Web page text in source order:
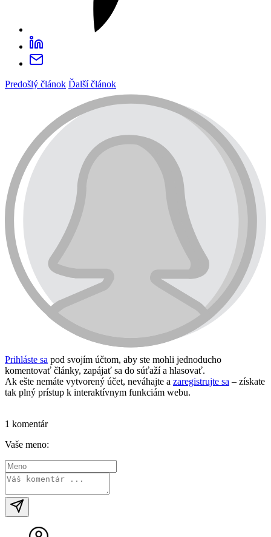
Predošlý článok Ďalší článok
Prihláste sa pod svojím účtom, aby ste mohli jednoducho
komentovať články, zapájať sa do súťaží a hlasovať.
Ak ešte nemáte vytvorený účet, neváhajte a zaregistrujte sa – získate
tak plný prístup k interaktívnym funkciám webu.
1 komentár
Vaše meno: